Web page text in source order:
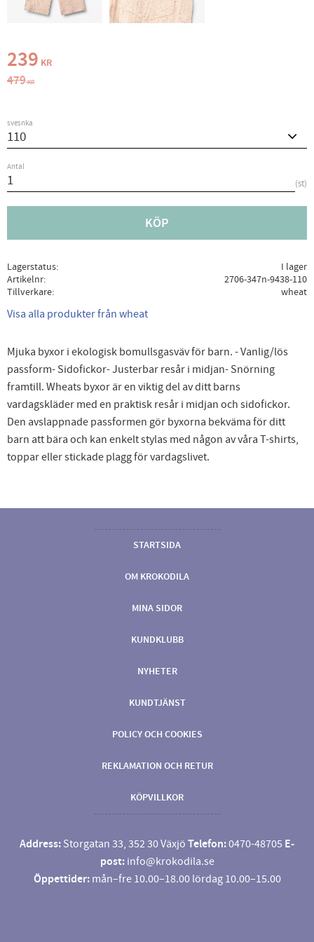
Nedsatt pris:
239 KR
Ordinarie pris:
479KR
svesnka
Antal
st
KÖP
Lagerstatus
I lager
Artikelnr
2706-347n-9438-110
Tillverkare
wheat
Visa alla produkter från wheat
Mjuka byxor i ekologisk bomullsgasväv för barn. - Vanlig/lös
passform- Sidofickor- Justerbar resår i midjan- Snörning
framtill. Wheats byxor är en viktig del av ditt barns
vardagskläder med en praktisk resår i midjan och sidofickor.
Den avslappnade passformen gör byxorna bekväma för ditt
barn att bära och kan enkelt stylas med någon av våra T-shirts,
toppar eller stickade plagg för vardagslivet.
STARTSIDA
OM KROKODILA
MINA SIDOR
KUNDKLUBB
NYHETER
KUNDTJÄNST
POLICY OCH COOKIES
REKLAMATION OCH RETUR
KÖPVILLKOR
Address: Storgatan 33, 352 30 Växjö Telefon:0470-48705 E-
post: info@krokodila.se
Öppettider:mån–fre 10.00–18.00 lördag 10.00–15.00